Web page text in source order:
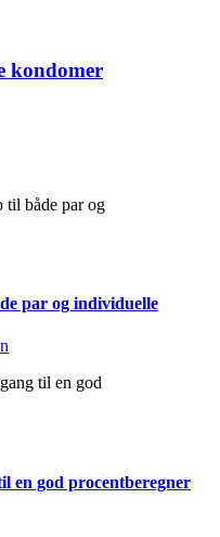
kondomer
par og individuelle
en god procentberegner